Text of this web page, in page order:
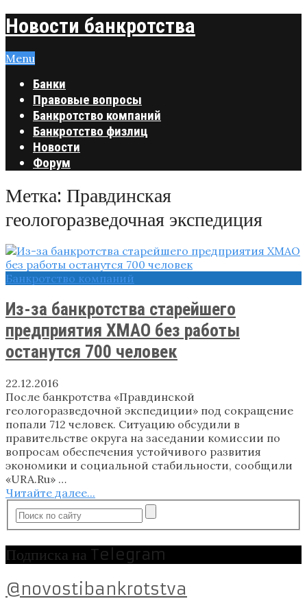
Новости банкротства
Menu
Банки
Правовые вопросы
Банкротство компаний
Банкротство физлиц
Новости
Форум
Метка: Правдинская
геологоразведочная экспедиция
Банкротство компаний
Из-за банкротства старейшего
предприятия ХМАО без работы
останутся 700 человек
22.12.2016
После банкротства «Правдинской
геологоразведочной экспедиции» под сокращение
попали 712 человек. Ситуацию обсудили в
правительстве округа на заседании комиссии по
вопросам обеспечения устойчивого развития
экономики и социальной стабильности, сообщили
«URA.Ru» …
Читайте далее...
Подписка на Telegram
@novostibankrotstva